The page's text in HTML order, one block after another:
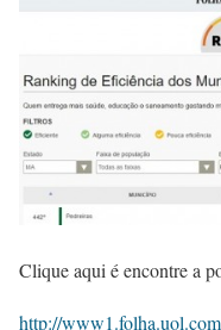
Clique aqui é encontre a
http://